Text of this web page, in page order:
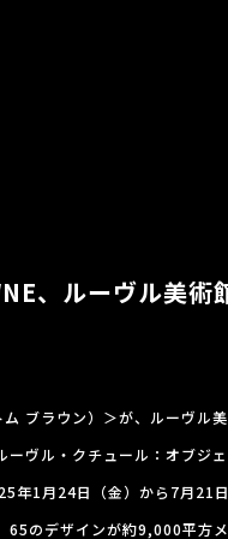
、ルーヴル美術
ブラウン）＞が、ルーヴル
ーヴル・クチュール：オブジ
年1月24日（金）から7月21
65のデザインが約9,000平方